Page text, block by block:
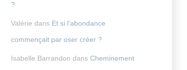
?
Valérie dans Et si l’abondance
commençait par oser créer ?
Isabelle Barrandon dans Cheminement